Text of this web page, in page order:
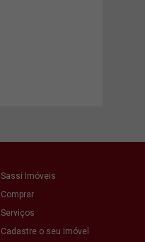
Sassi Imóveis
Comprar
Serviços
Cadastre o seu Imóvel